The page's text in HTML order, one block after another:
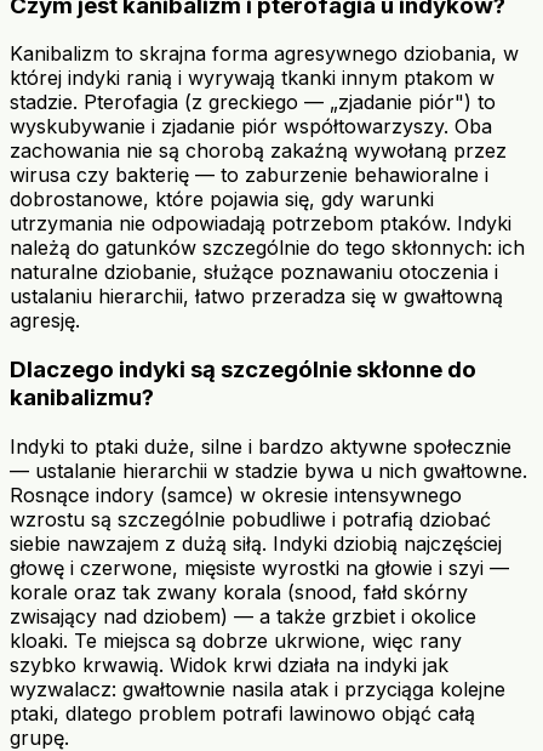
Kanibalizm to skrajna forma agresywnego dziobania, w
której indyki ranią i wyrywają tkanki innym ptakom w
stadzie. Pterofagia (z greckiego — „zjadanie piór") to
wyskubywanie i zjadanie piór współtowarzyszy. Oba
zachowania nie są chorobą zakaźną wywołaną przez
wirusa czy bakterię — to zaburzenie behawioralne i
dobrostanowe, które pojawia się, gdy warunki
utrzymania nie odpowiadają potrzebom ptaków. Indyki
należą do gatunków szczególnie do tego skłonnych: ich
naturalne dziobanie, służące poznawaniu otoczenia i
ustalaniu hierarchii, łatwo przeradza się w gwałtowną
agresję.
Dlaczego indyki są szczególnie skłonne do
kanibalizmu?
Indyki to ptaki duże, silne i bardzo aktywne społecznie
— ustalanie hierarchii w stadzie bywa u nich gwałtowne.
Rosnące indory (samce) w okresie intensywnego
wzrostu są szczególnie pobudliwe i potrafią dziobać
siebie nawzajem z dużą siłą. Indyki dziobią najczęściej
głowę i czerwone, mięsiste wyrostki na głowie i szyi —
korale oraz tak zwany korala (snood, fałd skórny
zwisający nad dziobem) — a także grzbiet i okolice
kloaki. Te miejsca są dobrze ukrwione, więc rany
szybko krwawią. Widok krwi działa na indyki jak
wyzwalacz: gwałtownie nasila atak i przyciąga kolejne
ptaki, dlatego problem potrafi lawinowo objąć całą
grupę.